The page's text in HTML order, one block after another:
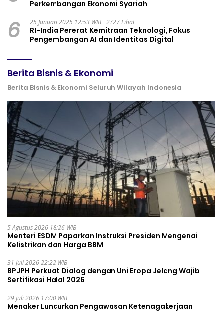
Perkembangan Ekonomi Syariah
6 25 Januari 2025 12:53 WIB 2727 Lihat
RI-India Pererat Kemitraan Teknologi, Fokus
Pengembangan AI dan Identitas Digital
Berita Bisnis & Ekonomi
Berita Bisnis & Ekonomi Seluruh Wilayah Indonesia
5 Agustus 2026 18:26 WIB
Menteri ESDM Paparkan Instruksi Presiden Mengenai
Kelistrikan dan Harga BBM
31 Juli 2026 22:22 WIB
BPJPH Perkuat Dialog dengan Uni Eropa Jelang Wajib
Sertifikasi Halal 2026
29 Juli 2026 17:00 WIB
Menaker Luncurkan Pengawasan Ketenagakerjaan